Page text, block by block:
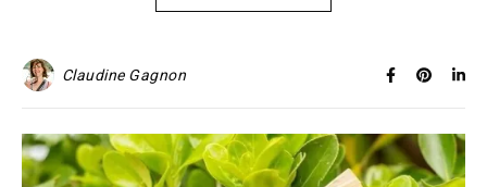
Claudine Gagnon